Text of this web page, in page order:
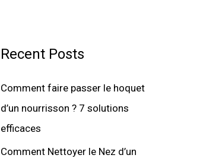
Recent Posts
Comment faire passer le hoquet
d’un nourrisson ? 7 solutions
efficaces
Comment Nettoyer le Nez d’un